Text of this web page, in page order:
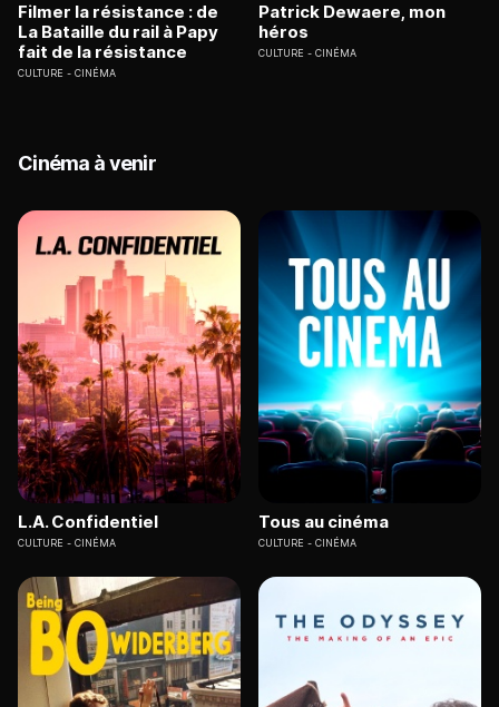
Filmer la résistance : de
La Bataille du rail à Papy
fait de la résistance
CULTURE CINÉMA
Patrick Dewaere, mon
héros
CULTURE CINÉMA
Cinéma à venir
L.A. Confidentiel
CULTURE CINÉMA
Tous au cinéma
CULTURE CINÉMA